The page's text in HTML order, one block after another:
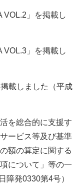
VOL.2」を掲載し
VOL.3」を掲載し
載しました（平成
を総合的に支援す
ービス等及び基準
額の算定に関する
について」等の一
障発0330第4号）